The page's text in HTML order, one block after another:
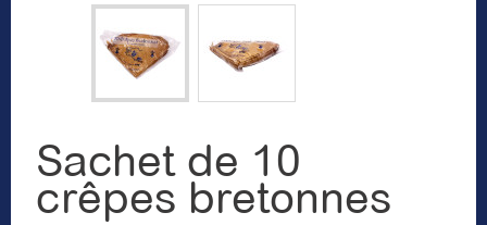
Sachet de 10
crêpes bretonnes